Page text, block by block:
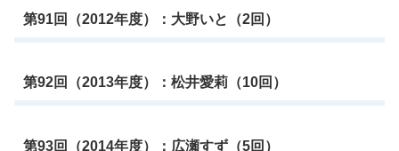
第91回（2012年度）：大野いと（2回）
第92回（2013年度）：松井愛莉（10回）
第93回（2014年度）：広瀬すず（5回）